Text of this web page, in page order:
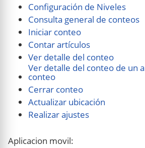
Configuración de Niveles
Consulta general de conteos
Iniciar conteo
Contar artículos
Ver detalle del conteo
Ver detalle del conteo de un
conteo
Cerrar conteo
Actualizar ubicación
Realizar ajustes
Aplicacion movil: